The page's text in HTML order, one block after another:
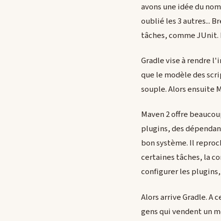
avons une idée du
oublié les 3 autres...
tâches, comme JUnit.
Gradle vise à rendre
que le modèle des
souple. Alors ensuite
Maven 2 offre
plugins, des
bon système. Il
certaines tâches, la
configurer les
Alors arrive Gradle. A
gens qui vendent un